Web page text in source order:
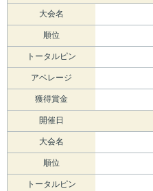
大会名
順位
トータルピン
アベレージ
獲得賞金
開催日
大会名
順位
トータルピン